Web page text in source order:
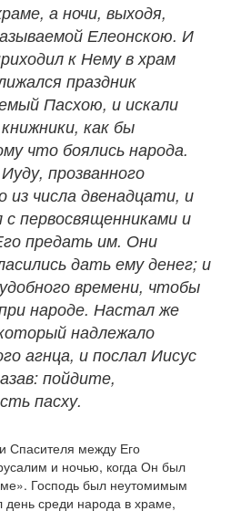
а ночи, выходя,
Елеонскою. И
к Нему в храм
праздник
Пасхою, и искали
как бы
что боялись народа.
прозванного
из числа двенадцати, и
первосвященниками и
предать им. Они
дать ему денег; и
времени, чтобы
народе. Настал же
надлежало
агнца, и послал Иисус
пойдите,
пасху.
Спасителя между Его
и ночью, когда Он был
Господь был неутомимым
среди народа в храме,